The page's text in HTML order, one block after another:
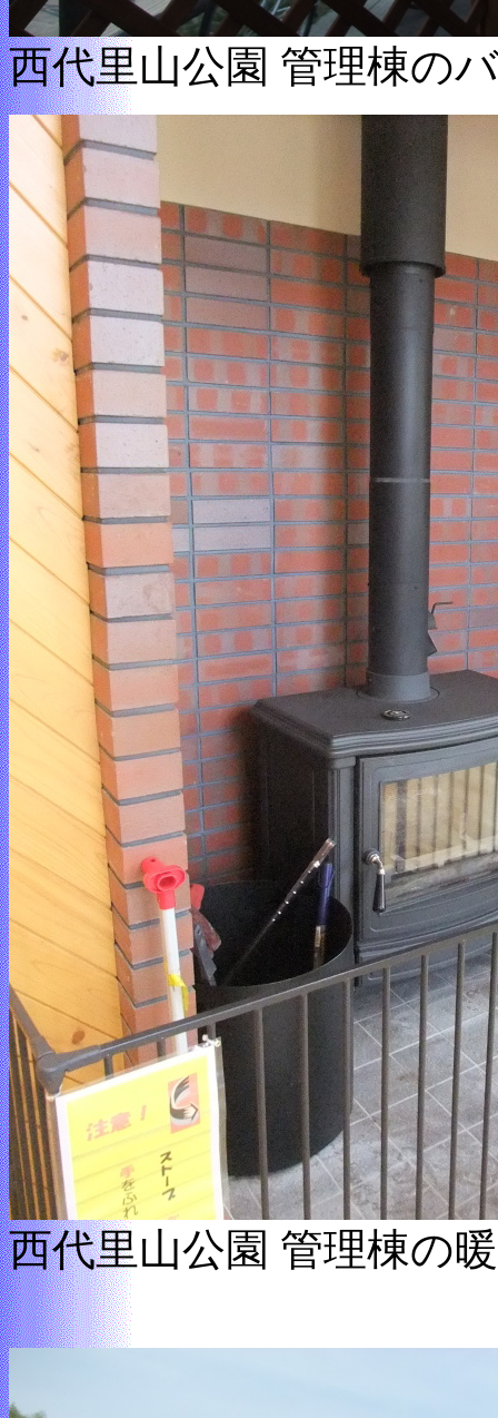
西代里山公園 管理棟の
西代里山公園 管理棟の